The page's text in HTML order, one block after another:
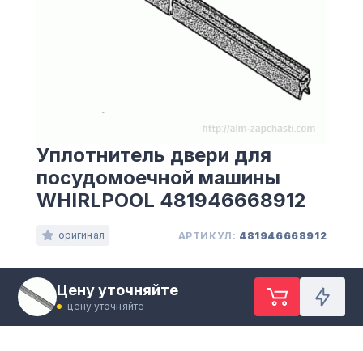
Уплотнитель двери для
посудомоечной машины
WHIRLPOOL 481946668912
оригинал АРТИКУЛ: 481946668912
Цену уточняйте
цену уточняйте